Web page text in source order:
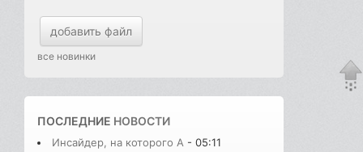
добавить файл
все новинки
ПОСЛЕДНИЕ НОВОСТИ
Инсайдер, на которого A - 05:11